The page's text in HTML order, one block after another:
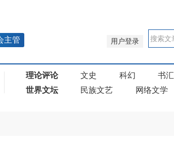
用户登录
主管
理论评论 文史 科幻 书汇
世界文坛
民族文艺 网络文学